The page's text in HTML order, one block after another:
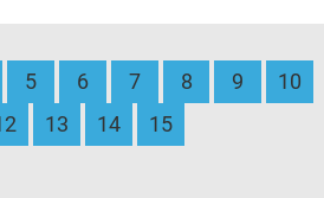
5 6 7 8 9
10
13 14 15